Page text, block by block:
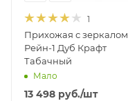
1
Прихожая с зеркалом
Рейн-1 Дуб Крафт
Табачный
Мало
13 498 руб./шт